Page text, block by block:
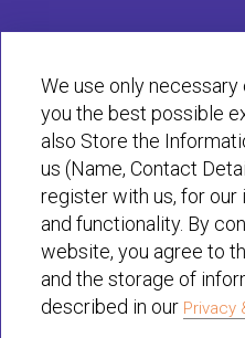
Πολιτική Απορρήτου &
© Habit 2001-
We use only
you the best possible
also Store the
us (Name, Contact
register with us, for our
and functionality. By
website, you agree to
and the storage of
described in our Privacy